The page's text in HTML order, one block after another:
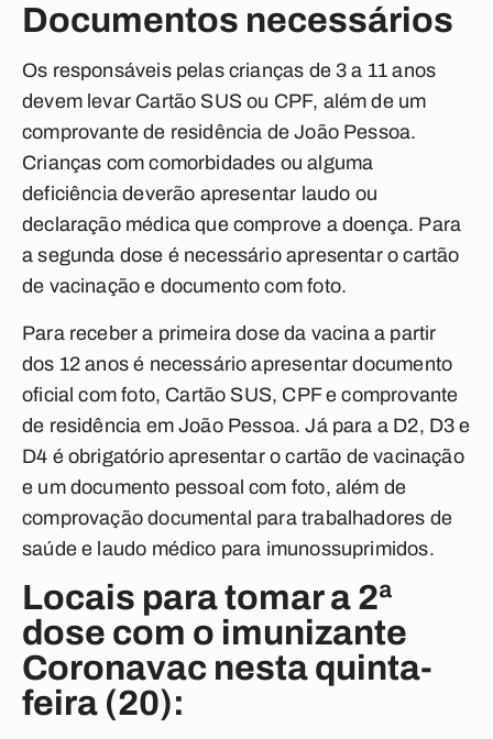
Documentos necessários
Os responsáveis pelas crianças de 3 a 11 anos
devem levar Cartão SUS ou CPF, além de um
comprovante de residência de João Pessoa.
Crianças com comorbidades ou alguma
deficiência deverão apresentar laudo ou
declaração médica que comprove a doença. Para
a segunda dose é necessário apresentar o cartão
de vacinação e documento com foto.
Para receber a primeira dose da vacina a partir
dos 12 anos é necessário apresentar documento
oficial com foto, Cartão SUS, CPF e comprovante
de residência em João Pessoa. Já para a D2, D3 e
D4 é obrigatório apresentar o cartão de vacinação
e um documento pessoal com foto, além de
comprovação documental para trabalhadores de
saúde e laudo médico para imunossuprimidos.
Locais para tomar a 2ª
dose com o imunizante
Coronavac nesta quinta-
feira (20):